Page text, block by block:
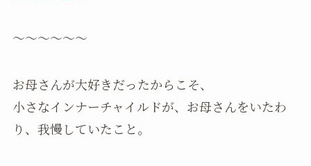
〜〜〜〜〜〜
お母さんが大好きだったからこそ、
小さなインナーチャイルドが、お母さんをいたわ
り、我慢していたこと。